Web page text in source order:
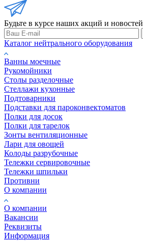
Будьте в курсе наших акций и новостей
Каталог нейтрального оборудования
Ванны моечные
Рукомойники
Столы разделочные
Стеллажи кухонные
Подтоварники
Подставки для пароконвектоматов
Полки для досок
Полки для тарелок
Зонты вентиляционные
Лари для овощей
Колоды разрубочные
Тележки сервировочные
Тележки шпильки
Противни
О компании
О компании
Вакансии
Реквизиты
Информация